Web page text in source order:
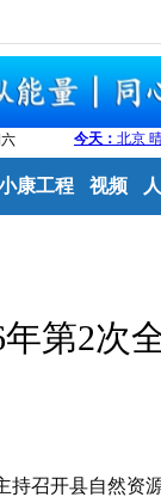
康工程 视频
第2次
召开县自然资